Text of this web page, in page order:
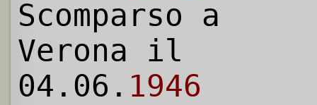
Scomparso a
Verona il
04.06. 1946